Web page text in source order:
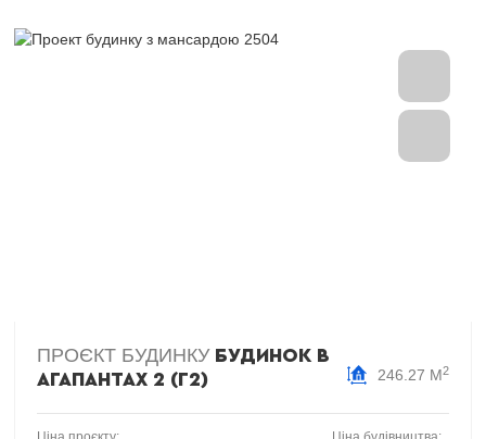
ПРОЄКТ БУДИНКУ БУДИНОК В
АГАПАНТАХ 2 (Г2)
246.27 М2